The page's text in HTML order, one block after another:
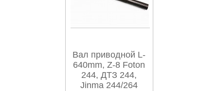
Вал приводной L-
640mm, Z-8 Foton
244, ДТЗ 244,
Jinma 244/264